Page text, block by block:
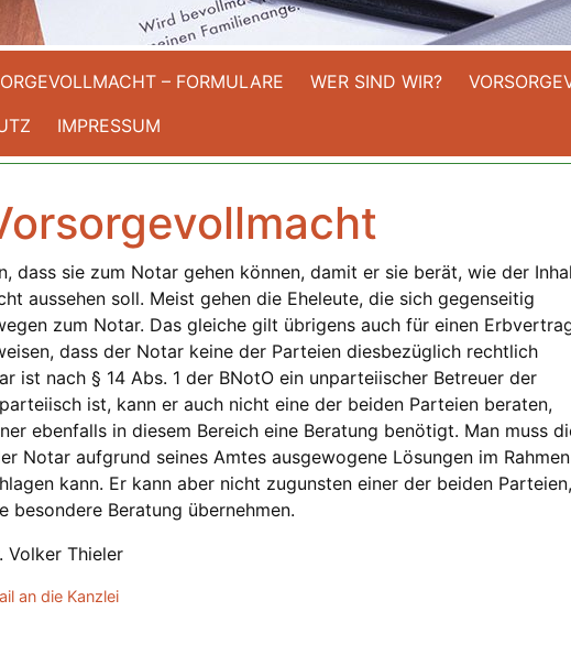
– FORMULARE WER SIND WIR?
IMPRESSUM
dass sie zum Notar gehen können, damit er sie berät, wie der
aussehen soll. Meist gehen die Eheleute, die sich gegenseitig
zum Notar. Das gleiche gilt übrigens auch für einen
dass der Notar keine der Parteien diesbezüglich rechtlich
ist nach § 14 Abs. 1 der BNotO ein unparteiischer Betreuer der
ist, kann er auch nicht eine der beiden Parteien beraten,
ebenfalls in diesem Bereich eine Beratung benötigt. Man muss
Notar aufgrund seines Amtes ausgewogene Lösungen im Rahmen
kann. Er kann aber nicht zugunsten einer der beiden Parteien,
besondere Beratung übernehmen.
Volker Thieler
an die Kanzlei